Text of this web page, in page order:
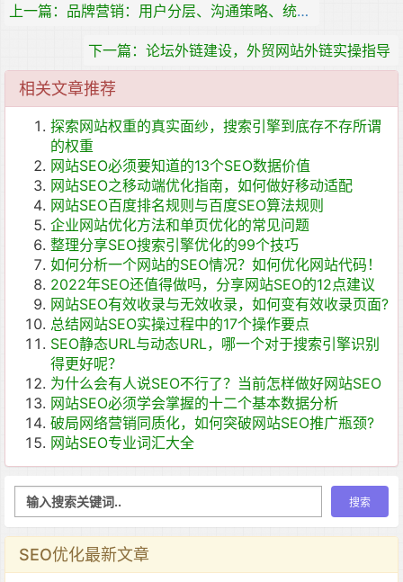
上一篇：品牌营销：用户分层、沟通策略、统计评估那些事
下一篇：论坛外链建设，外贸网站外链实操指导
相关文章推荐
探索网站权重的真实面纱，搜索引擎到底存不存所谓
的权重
网站SEO必须要知道的13个SEO数据价值
网站SEO之移动端优化指南，如何做好移动适配
网站SEO百度排名规则与百度SEO算法规则
企业网站优化方法和单页优化的常见问题
整理分享SEO搜索引擎优化的99个技巧
如何分析一个网站的SEO情况？如何优化网站代码！
2022年SEO还值得做吗，分享网站SEO的12点建议
网站SEO有效收录与无效收录，如何变有效收录页面?
总结网站SEO实操过程中的17个操作要点
SEO静态URL与动态URL，哪一个对于搜索引擎识别
得更好呢？
为什么会有人说SEO不行了？当前怎样做好网站SEO
网站SEO必须学会掌握的十二个基本数据分析
破局网络营销同质化，如何突破网站SEO推广瓶颈?
网站SEO专业词汇大全
SEO优化最新文章